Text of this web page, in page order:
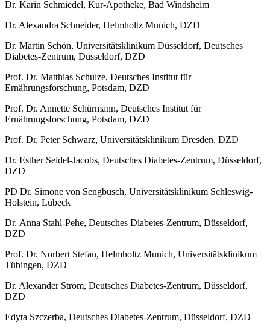
Dr. Karin Schmiedel, Kur-Apotheke, Bad Windsheim
Dr. Alexandra Schneider, Helmholtz Munich, DZD
Dr. Martin Schön, Universitätsklinikum Düsseldorf, Deutsches
Diabetes-Zentrum, Düsseldorf, DZD
Prof. Dr. Matthias Schulze, Deutsches Institut für
Ernährungsforschung, Potsdam, DZD
Prof. Dr. Annette Schürmann, Deutsches Institut für
Ernährungsforschung, Potsdam, DZD
Prof. Dr. Peter Schwarz, Universitätsklinikum Dresden, DZD
Dr. Esther Seidel-Jacobs, Deutsches Diabetes-Zentrum, Düsseldorf,
DZD
PD Dr. Simone von Sengbusch, Universitätsklinikum Schleswig-
Holstein, Lübeck
Dr. Anna Stahl-Pehe, Deutsches Diabetes-Zentrum, Düsseldorf,
DZD
Prof. Dr. Norbert Stefan, Helmholtz Munich, Universitätsklinikum
Tübingen, DZD
Dr. Alexander Strom, Deutsches Diabetes-Zentrum, Düsseldorf,
DZD
Edyta Szczerba, Deutsches Diabetes-Zentrum, Düsseldorf, DZD